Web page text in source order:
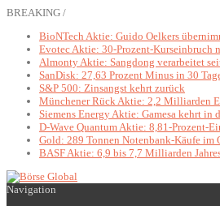
BREAKING /
BioNTech Aktie: Guido Oelkers
Evotec Aktie: 30-Prozent-Kurseinbruch
Almonty Aktie: Sangdong verarbeitet
SanDisk: 27,63 Prozent Minus in 30
S&P 500: Zinsangst kehrt zurück
Münchener Rück Aktie: 2,2 Milliarden
Siemens Energy Aktie: Gamesa kehrt in
D-Wave Quantum Aktie: 8,81-Prozent-
Gold: 289 Tonnen Notenbank-Käufe im
BASF Aktie: 6,9 bis 7,7 Milliarden
Navigation